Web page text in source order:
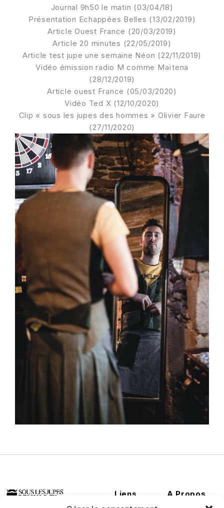
Journal 9h50 le matin (03/04/18)
Présentation Echappées Belles (13/02/2019)
Article Ouest France (20/03/2019)
Article 20 minutes (22/05/2019)
Article test jupe une semaine Néon (22/11/2019)
Vidéo émission radio M comme Maïtena
(28/12/2019)
Article ouest France (05/03/2020)
Vidéo Ted X (12/10/2020)
Clip « sous les jupes des hommes » Olivier Faure
(27/11/2020)
Liens
A Propos